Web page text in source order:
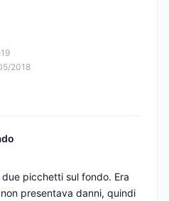
2018
picchetti sul fondo. Era
presentava danni, quindi